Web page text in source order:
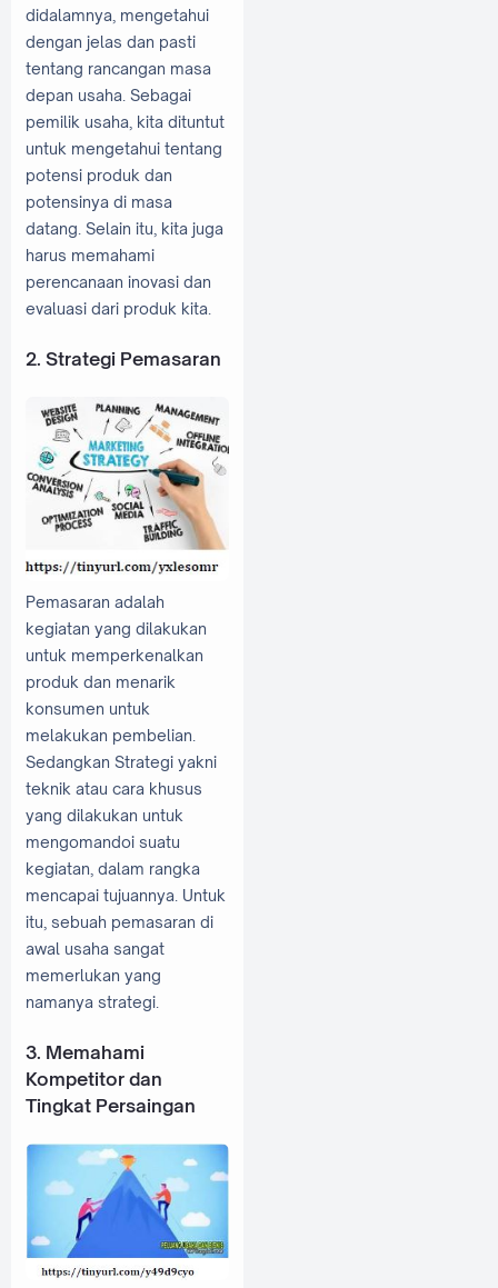
didalamnya, mengetahui
dengan jelas dan pasti
tentang rancangan masa
depan usaha. Sebagai
pemilik usaha, kita dituntut
untuk mengetahui tentang
potensi produk dan
potensinya di masa
datang. Selain itu, kita juga
harus memahami
perencanaan inovasi dan
evaluasi dari produk kita.
2. Strategi Pemasaran
Pemasaran adalah
kegiatan yang dilakukan
untuk memperkenalkan
produk dan menarik
konsumen untuk
melakukan pembelian.
Sedangkan Strategi yakni
teknik atau cara khusus
yang dilakukan untuk
mengomandoi suatu
kegiatan, dalam rangka
mencapai tujuannya. Untuk
itu, sebuah pemasaran di
awal usaha sangat
memerlukan yang
namanya strategi.
3. Memahami
Kompetitor dan
Tingkat Persaingan